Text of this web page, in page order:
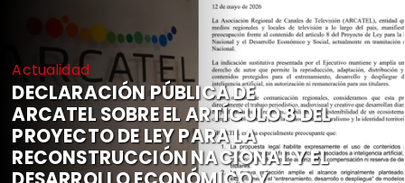
Actualidad
DECLARACIÓN PÚBLICA DE
ARCATEL SOBRE EL ARTÍCULO 8 DEL
PROYECTO DE LEY PARA LA
RECONSTRUCCIÓN NACIONAL Y EL